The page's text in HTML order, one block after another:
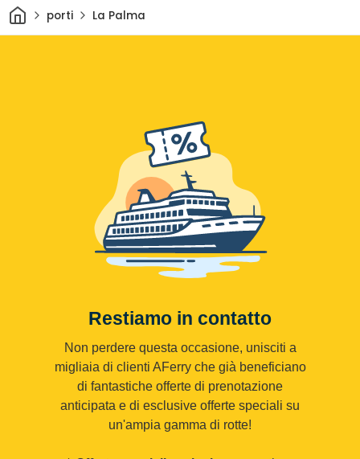
Casaporti La Palma
Restiamo in contatto
Non perdere questa occasione, unisciti a
migliaia di clienti AFerry che già beneficiano
di fantastiche offerte di prenotazione
anticipata e di esclusive offerte speciali su
un'ampia gamma di rotte!